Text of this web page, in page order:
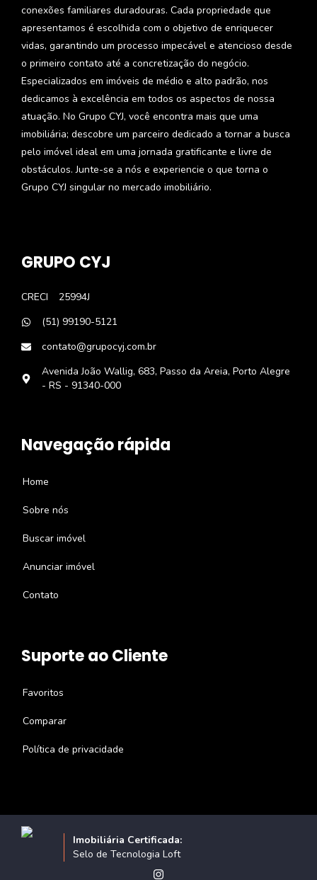
conexões familiares duradouras. Cada propriedade que
apresentamos é escolhida com o objetivo de enriquecer
vidas, garantindo um processo impecável e atencioso desde
o primeiro contato até a concretização do negócio.
Especializados em imóveis de médio e alto padrão, nos
dedicamos à excelência em todos os aspectos de nossa
atuação. No Grupo CYJ, você encontra mais que uma
imobiliária; descobre um parceiro dedicado a tornar a busca
pelo imóvel ideal em uma jornada gratificante e livre de
obstáculos. Junte-se a nós e experiencie o que torna o
Grupo CYJ singular no mercado imobiliário.
GRUPO CYJ
CRECI
25994J
(51) 99190-5121
contato@grupocyj.com.br
Avenida João Wallig, 683, Passo da Areia, Porto Alegre
- RS - 91340-000
Navegação rápida
Home
Sobre nós
Buscar imóvel
Anunciar imóvel
Contato
Suporte ao Cliente
Favoritos
Comparar
Política de privacidade
Imobiliária Certificada:
Selo de Tecnologia Loft